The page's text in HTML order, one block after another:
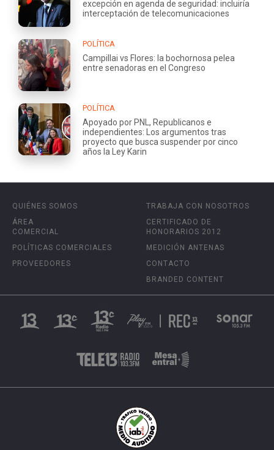
excepción en agenda de seguridad: incluiría
interceptación de telecomunicaciones
POLÍTICA
Campillai vs Flores: la bochornosa pelea
entre senadoras en el Congreso
POLÍTICA
Apoyado por PNL, Republicanos e
independientes: Los argumentos tras
proyecto que busca suspender por cinco
años la Ley Karin
QUIÉNES SOMOS
ÁREA
COMERCIAL
POLÍTICAS COMERCIALES
PROVEEDORES
TRABAJA CON NOSOTROS
CERTIFICADO DE
HONORARIOS 2012
MEDICIÓN ANTENAS
CONTACTO
BRANDED CONTENT